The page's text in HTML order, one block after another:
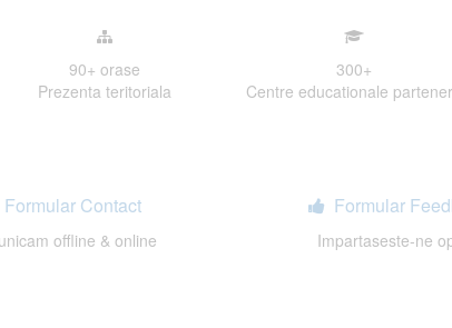
90+ orase
Prezenta teritoriala
300+
Centre educationale
Formular Contact
offline & online
Formular
Impartaseste-ne